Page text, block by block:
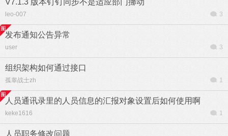
V7.1.3 版本钉钉同步不是适应部门挪动
leo-007 3
发布通知公告异常
user 3
组织架构如何通过接口
孤睾战士zh 1
人员通讯录里的人员信息的汇报对象设置后如何使用啊
keke1616 1
人员职务修改问题